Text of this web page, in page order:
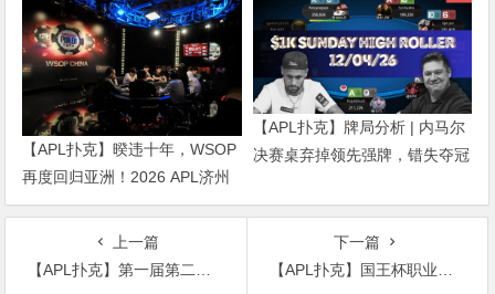
赛
【APL扑克】暌违十年，WSOP
再度回归亚洲！2026 APL济州
站6月19-28日盛大登场！
【APL扑克】牌局分析 | 内马尔
决赛桌弃掉领先强牌，错失夺冠
上一篇
【APL扑克】第一届第二季金刚杯 | Assa战队助力金刚杯，丙组179人参赛创新高，曹树信29万记分牌领衔40人晋级第二轮
下一篇
【APL扑克】国王杯职业联赛第二轮 | 18人晋级冠军之夜 ， 即将迎来国王杯职业联赛最终荣誉之战